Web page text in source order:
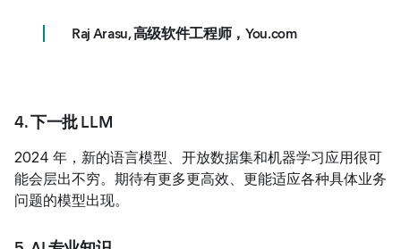
Raj Arasu,高级软件工程师，You.com
4. 下一批 LLM
2024 年，新的语言模型、开放数据集和机器学习应用很可
能会层出不穷。期待有更多更高效、更能适应各种具体业务
问题的模型出现。